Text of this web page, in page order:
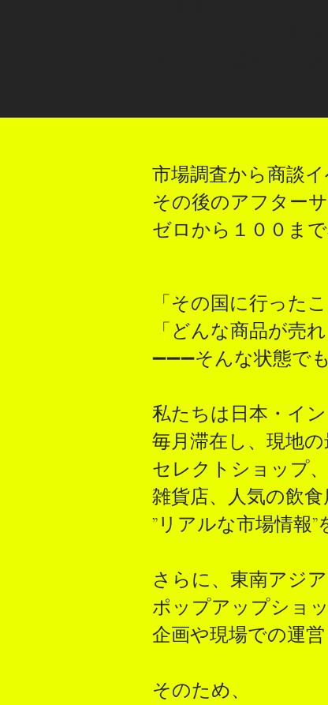
市場調査から商談イ
その後のアフター
ゼロから１００ま
「その国に行った
「どんな商品が売
➖➖➖そんな状態で
私たちは日本・イ
毎月滞在し、現地
セレクトショップ
雑貨店、人気の飲
​”リアルな市場情報”
さらに、東南アジ
ポップアップショ
企画や現場での運
そのため、